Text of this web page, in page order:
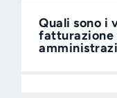
Quali sono i
fatturazione